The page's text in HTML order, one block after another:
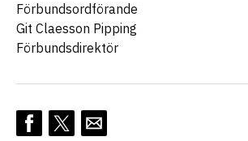
Förbundsordförande
Git Claesson Pipping
Förbundsdirektör